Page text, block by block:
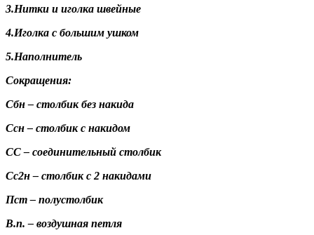
3.Нитки и иголка швейные
4.Иголка с большим ушком
5.Наполнитель
Сокращения:
Сбн – столбик без накида
Ссн – столбик с накидом
СС – соединительный столбик
Сс2н – столбик с 2 накидами
Пст – полустолбик
В.п. – воздушная петля